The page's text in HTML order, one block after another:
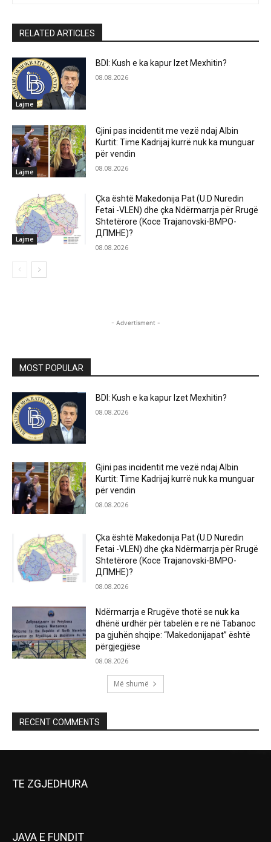
RELATED ARTICLES
Lajme
BDI: Kush e ka kapur Izet Mexhitin?
08.08.2026
Lajme
Gjini pas incidentit me vezë ndaj Albin
Kurtit: Time Kadrijaj kurrë nuk ka munguar
për vendin
08.08.2026
Lajme
Çka është Makedonija Pat (U.D Nuredin
Fetai -VLEN) dhe çka Ndërmarrja për Rrugë
Shtetërore (Koce Trajanovski-ВМРО-
ДПМНЕ)?
08.08.2026
- Advertisment -
MOST POPULAR
BDI: Kush e ka kapur Izet Mexhitin?
08.08.2026
Gjini pas incidentit me vezë ndaj Albin
Kurtit: Time Kadrijaj kurrë nuk ka munguar
për vendin
08.08.2026
Çka është Makedonija Pat (U.D Nuredin
Fetai -VLEN) dhe çka Ndërmarrja për Rrugë
Shtetërore (Koce Trajanovski-ВМРО-
ДПМНЕ)?
08.08.2026
Ndërmarrja e Rrugëve thotë se nuk ka
dhënë urdhër për tabelën e re në Tabanoc
pa gjuhën shqipe: “Makedonijapat” është
përgjegjëse
08.08.2026
Më shumë
RECENT COMMENTS
TE ZGJEDHURA
JAVA E FUNDIT